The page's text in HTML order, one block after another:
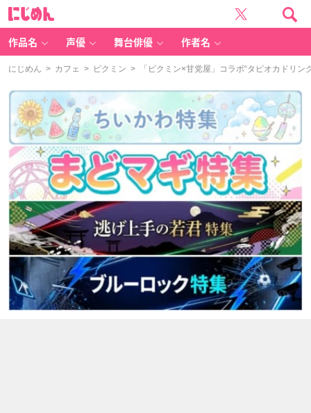
作品名 声優 舞台俳優 作者名
にじめん > カフェ > ピクミン > 「ピクミン×甘党屋」コラボ“タピオカドリン